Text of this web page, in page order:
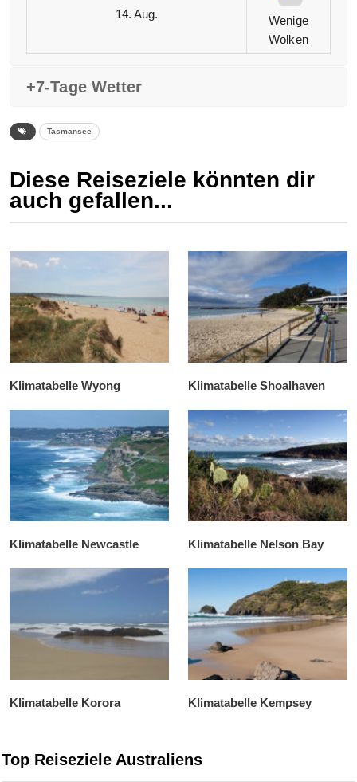
14. Aug.
Wenige
Wolken
+7-Tage Wetter
Tasmansee
Diese Reiseziele könnten dir
auch gefallen...
Klimatabelle Wyong Klimatabelle Shoalhaven
Klimatabelle Newcastle Klimatabelle Nelson Bay
Klimatabelle Korora Klimatabelle Kempsey
Top Reiseziele Australiens